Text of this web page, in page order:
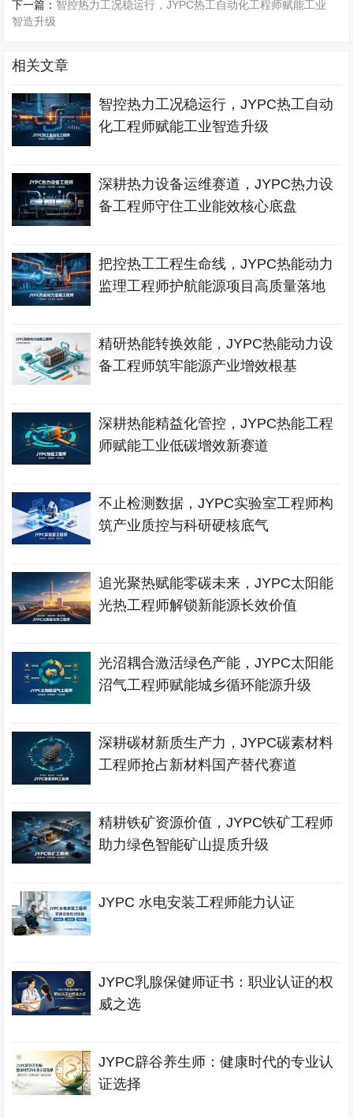
下一篇： 智控热力工况稳运行，JYPC热工自动化工程师赋能工业
智造升级
相关文章
智控热力工况稳运行，JYPC热工自动
化工程师赋能工业智造升级
深耕热力设备运维赛道，JYPC热力设
备工程师守住工业能效核心底盘
把控热工工程生命线，JYPC热能动力
监理工程师护航能源项目高质量落地
精研热能转换效能，JYPC热能动力设
备工程师筑牢能源产业增效根基
深耕热能精益化管控，JYPC热能工程
师赋能工业低碳增效新赛道
不止检测数据，JYPC实验室工程师构
筑产业质控与科研硬核底气
追光聚热赋能零碳未来，JYPC太阳能
光热工程师解锁新能源长效价值
光沼耦合激活绿色产能，JYPC太阳能
沼气工程师赋能城乡循环能源升级
深耕碳材新质生产力，JYPC碳素材料
工程师抢占新材料国产替代赛道
精耕铁矿资源价值，JYPC铁矿工程师
助力绿色智能矿山提质升级
JYPC 水电安装工程师能力认证
JYPC乳腺保健师证书：职业认证的权
威之选
JYPC辟谷养生师：健康时代的专业认
证选择